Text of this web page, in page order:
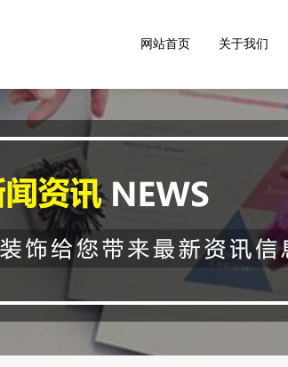
网站首页 关于我们